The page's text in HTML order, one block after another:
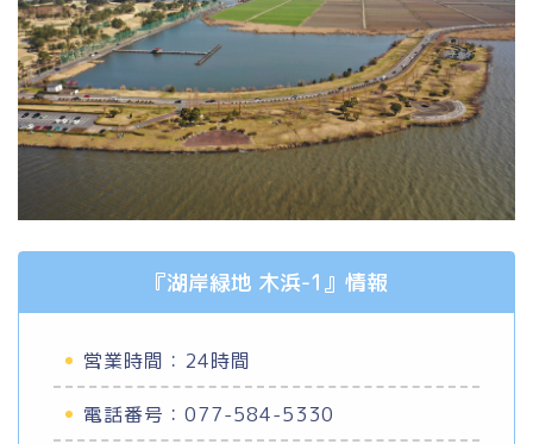
『湖岸緑地 木浜-1』情報
営業時間：24時間
電話番号：077-584-5330